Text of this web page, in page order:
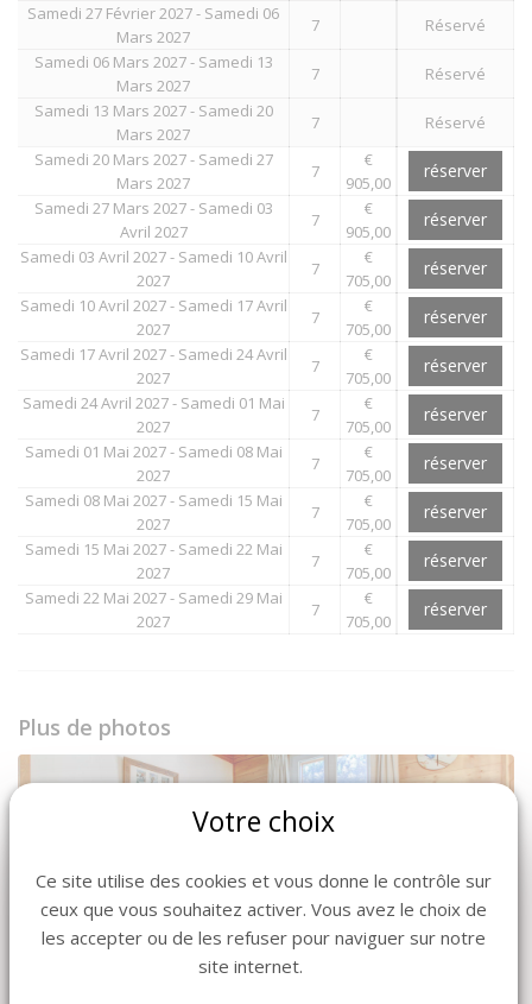
Samedi 27 Février 2027 - Samedi 06
Mars 2027
7
Réservé
Samedi 06 Mars 2027 - Samedi 13
Mars 2027
7
Réservé
Samedi 13 Mars 2027 - Samedi 20
Mars 2027
7
Réservé
Samedi 20 Mars 2027 - Samedi 27
Mars 2027
7
€
905,00
réserver
Samedi 27 Mars 2027 - Samedi 03
Avril 2027
7
€
905,00
réserver
Samedi 03 Avril 2027 - Samedi 10 Avril
2027
7
€
705,00
réserver
Samedi 10 Avril 2027 - Samedi 17 Avril
2027
7
€
705,00
réserver
Samedi 17 Avril 2027 - Samedi 24 Avril
2027
7
€
705,00
réserver
Samedi 24 Avril 2027 - Samedi 01 Mai
2027
7
€
705,00
réserver
Samedi 01 Mai 2027 - Samedi 08 Mai
2027
7
€
705,00
réserver
Samedi 08 Mai 2027 - Samedi 15 Mai
2027
7
€
705,00
réserver
Samedi 15 Mai 2027 - Samedi 22 Mai
2027
7
€
705,00
réserver
Samedi 22 Mai 2027 - Samedi 29 Mai
2027
7
€
705,00
réserver
Plus de photos
Votre choix
Ce site utilise des cookies et vous donne le contrôle sur
ceux que vous souhaitez activer. Vous avez le choix de
les accepter ou de les refuser pour naviguer sur notre
site internet.